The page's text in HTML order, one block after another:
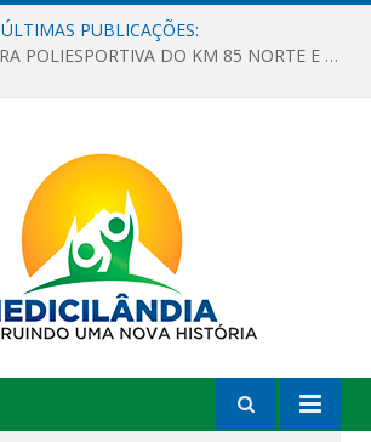
ÚLTIMAS PUBLICAÇÕES:
OBRAS DA QUADRA POLIESPORTIVA DO KM 85 NORTE E DA ESCOLA GASPAR VIANA AVANÇAM